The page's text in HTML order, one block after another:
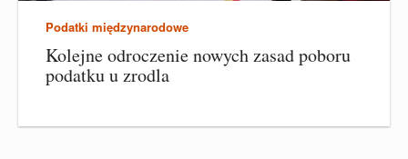
Podatki międzynarodowe
Kolejne odroczenie nowych zasad poboru
podatku u zrodla